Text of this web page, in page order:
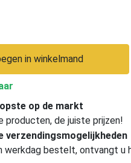
in winkelmand
op de markt
producten, de juiste prijzen!
verzendingsmogelijkheden
werkdag bestelt, ontvangt u